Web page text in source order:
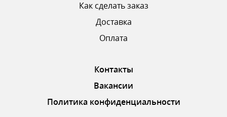
ОТПРАВИТЬ ОТЗЫВ
Как сделать заказ
Доставка
Оплата
Контакты
Вакансии
Политика конфиденциальности